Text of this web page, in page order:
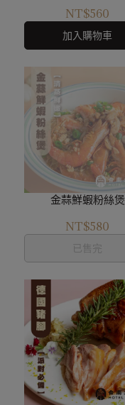
NT$560
加入購物車
金蒜鮮蝦粉絲煲
NT$580
已售完